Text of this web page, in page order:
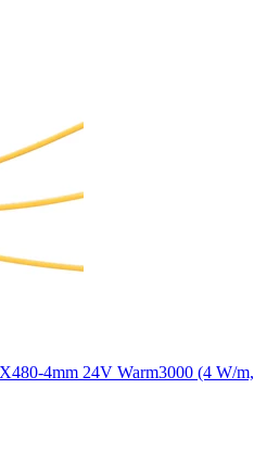
4mm 24V Warm3000 (4 W/m,